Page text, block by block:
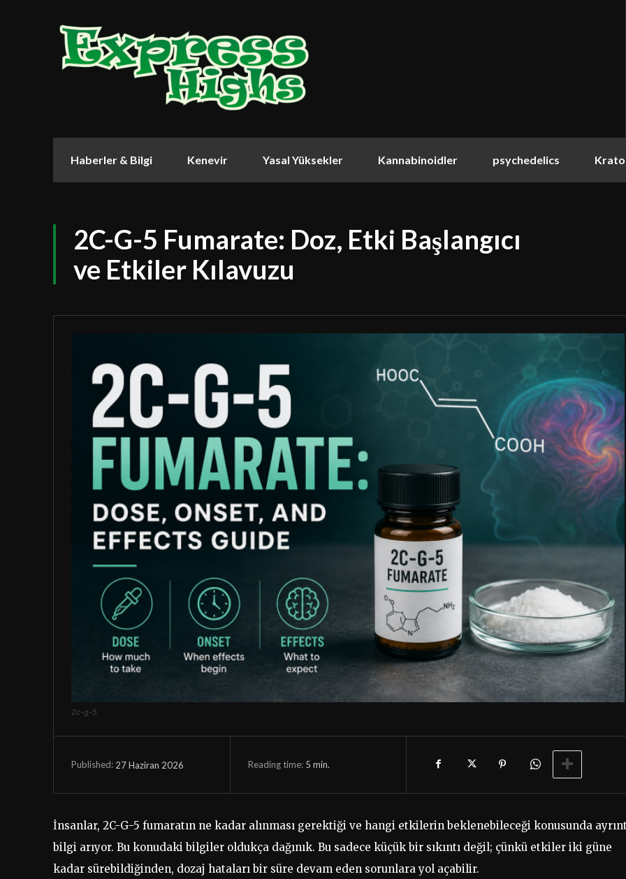
Haberler & Bilgi Kenevir Yasal Yüksekler Kannabinoidler psychedelics
2C-G-5 Fumarate: Doz, Etki Başlangıcı
ve Etkiler Kılavuzu
2c-g-5
Published: 27 Haziran 2026 Reading time: 5 min.
İnsanlar, 2C-G-5 fumaratın ne kadar alınması gerektiği ve hangi etkilerin beklenebileceği konusunda
bilgi arıyor. Bu konudaki bilgiler oldukça dağınık. Bu sadece küçük bir sıkıntı değil; çünkü etkiler iki güne
kadar sürebildiğinden, dozaj hataları bir süre devam eden sorunlara yol açabilir.